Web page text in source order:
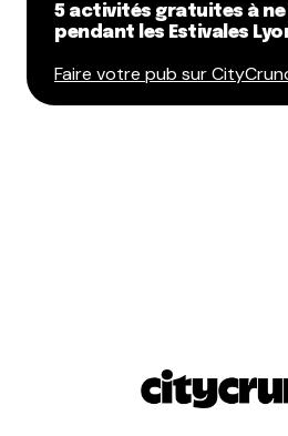
5 activités gratuites à
pendant les Estivales
Faire votre pub sur